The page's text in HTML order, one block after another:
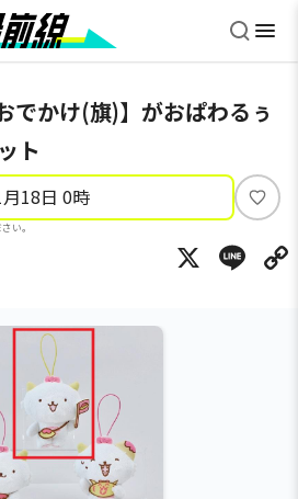
でかけ(旗)】がおぱわるぅ
ト
18日 0時
い。
い
ね
X